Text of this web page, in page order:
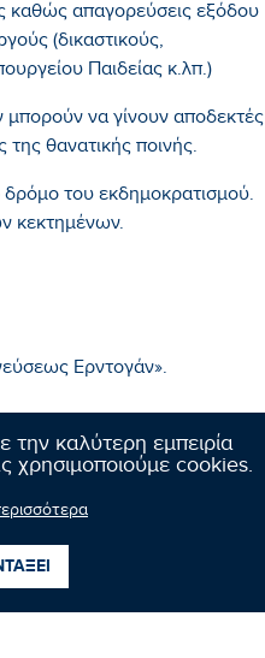
την καλύτερη εμπειρία
χρησιμοποιούμε cookies.
καθώς απαγορεύσεις εξόδου
(δικαστικούς,
Παιδείας κ.λπ.)
μπορούν να γίνουν αποδεκτές
θανατικής ποινής.
δρόμο του εκδημοκρατισμού.
κεκτημένων.
Ερντογάν».